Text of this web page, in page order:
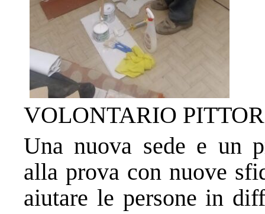
VOLONTARIO
Una nuova sede e un
alla prova con nuove
aiutare le persone in